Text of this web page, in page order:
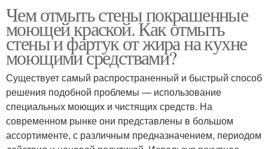
Чем отмыть стены покрашенные
моющей краской. Как отмыть
стены и фартук от жира на кухне
моющими средствами?
Существует самый распространенный и быстрый способ
решения подобной проблемы — использование
специальных моющих и чистящих средств. На
современном рынке они представлены в большом
ассортименте, с различным предназначением, периодом